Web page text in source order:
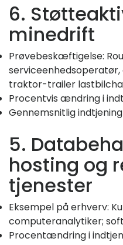
6.
minedrift
Prøvebeskæftigelse:
serviceenhedsoperatør,
traktor-trailer
Procentvis ændring i
Gennemsnitlig
5.
hosting og
tjenester
Eksempel på erhverv:
computeranalytiker;
Procentændring i